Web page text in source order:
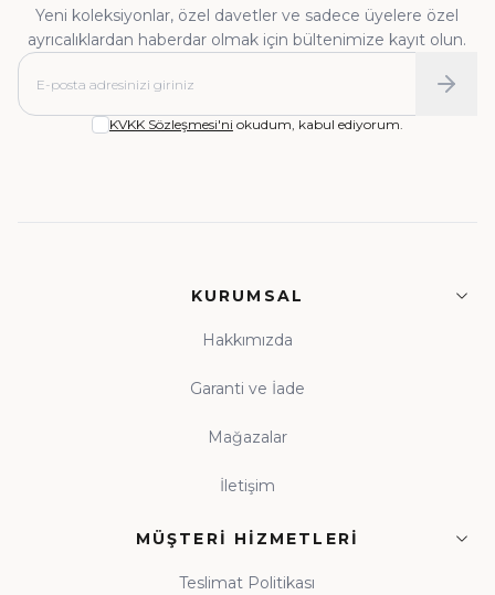
Yeni koleksiyonlar, özel davetler ve sadece üyelere özel
ayrıcalıklardan haberdar olmak için bültenimize kayıt olun.
KVKK Sözleşmesi'ni okudum, kabul ediyorum.
KURUMSAL
Hakkımızda
Garanti ve İade
Mağazalar
İletişim
MÜŞTERI HIZMETLERI
Teslimat Politikası